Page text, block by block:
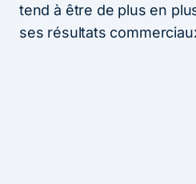
tend à être de plus en
ses résultats